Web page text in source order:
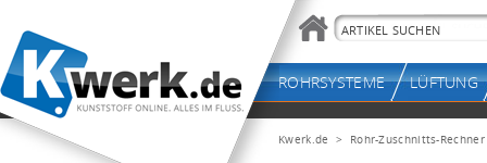
Kwerk.de > Rohr-Zuschnitts-